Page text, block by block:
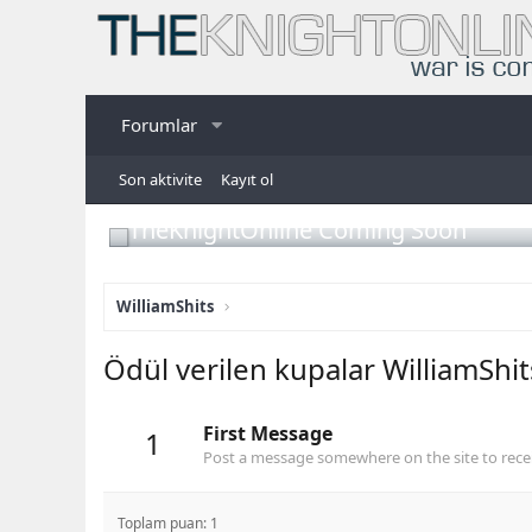
Forumlar
Son aktivite Kayıt ol
TheKnightOnline Coming Soon
WilliamShits
Ödül verilen kupalar
1
First Message
Post a message somewhere on the site to
Toplam puan: 1